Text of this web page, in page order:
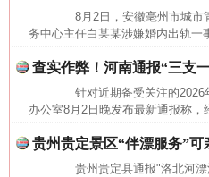
8月2日，安徽亳州市城市
务中心主任白某某涉嫌婚内出轨
查实作弊！河南通报“三支
针对近期备受关注的2026
办公室8月2日晚发布最新通报称
贵州贵定景区“伴漂服务”可
贵州贵定县通报"洛北河漂